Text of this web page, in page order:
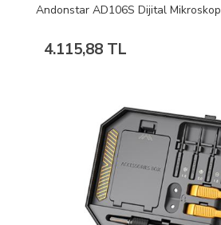
Andonstar AD106S Dijital Mikroskop
4.115,88 TL